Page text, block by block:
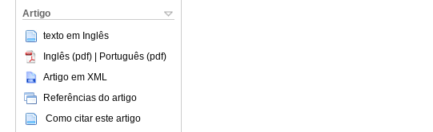
Artigo
texto em Inglês
Inglês (pdf) | Português (pdf)
Artigo em XML
Referências do artigo
Como citar este artigo